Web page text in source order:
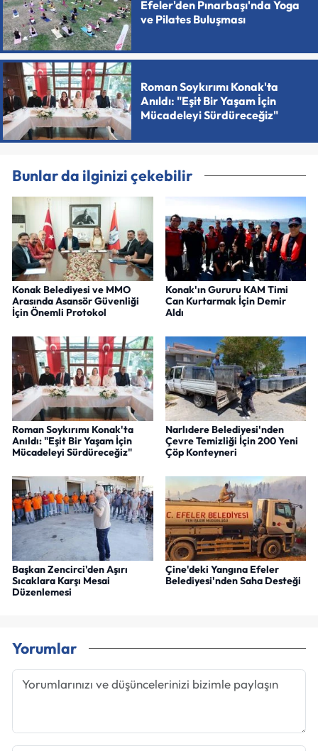
Efeler'den Pınarbaşı'nda Yoga
ve Pilates Buluşması
Roman Soykırımı Konak'ta
Anıldı: "Eşit Bir Yaşam İçin
Mücadeleyi Sürdüreceğiz"
Bunlar da ilginizi çekebilir
Konak Belediyesi ve MMO
Arasında Asansör Güvenliği
İçin Önemli Protokol
Konak'ın Gururu KAM Timi
Can Kurtarmak İçin Demir
Aldı
Roman Soykırımı Konak'ta
Anıldı: "Eşit Bir Yaşam İçin
Mücadeleyi Sürdüreceğiz"
Narlıdere Belediyesi'nden
Çevre Temizliği İçin 200 Yeni
Çöp Konteyneri
Başkan Zencirci'den Aşırı
Sıcaklara Karşı Mesai
Düzenlemesi
Çine'deki Yangına Efeler
Belediyesi'nden Saha Desteği
Yorumlar